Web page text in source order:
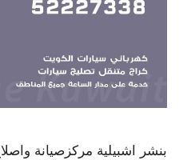
بنشر اشبيلية مركزصيانة